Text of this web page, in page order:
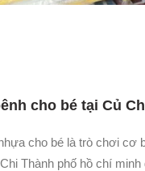
cho bé tại Củ
cho bé là trò chơi cơ
Thành phố hồ chí